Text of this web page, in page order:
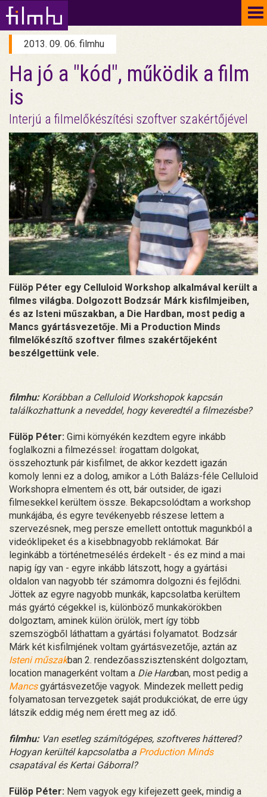
2013. 09. 06. filmhu
Ha jó a "kód", működik a film
is
Interjú a filmelőkészítési szoftver szakértőjével
Fülöp Péter egy Celluloid Workshop alkalmával került a
filmes világba. Dolgozott Bodzsár Márk kisfilmjeiben,
és az Isteni műszakban, a Die Hardban, most pedig a
Mancs gyártásvezetője. Mi a Production Minds
filmelőkészítő szoftver filmes szakértőjeként
beszélgettünk vele.
filmhu:Korábban a Celluloid Workshopok kapcsán
találkozhattunk a neveddel, hogy keveredtél a filmezésbe?
Fülöp Péter: Gimi környékén kezdtem egyre inkább
foglalkozni a filmezéssel: írogattam dolgokat,
összehoztunk pár kisfilmet, de akkor kezdett igazán
komoly lenni ez a dolog, amikor a Lóth Balázs-féle Celluloid
Workshopra elmentem és ott, bár outsider, de igazi
filmesekkel kerültem össze. Bekapcsolódtam a workshop
munkájába, és egyre tevékenyebb részese lettem a
szervezésnek, meg persze emellett ontottuk magunkból a
videóklipeket és a kisebbnagyobb reklámokat. Bár
leginkább a történetmesélés érdekelt - és ez mind a mai
napig így van - egyre inkább látszott, hogy a gyártási
oldalon van nagyobb tér számomra dolgozni és fejlődni.
Jöttek az egyre nagyobb munkák, kapcsolatba kerültem
más gyártó cégekkel is, különböző munkakörökben
dolgoztam, aminek külön örülök, mert így több
szemszögből láthattam a gyártási folyamatot. Bodzsár
Márk két kisfilmjének voltam gyártásvezetője, aztán az
Isteni műszakban 2. rendezőasszisztensként dolgoztam,
location managerként voltam a Die Hardban, most pedig a
Mancsgyártásvezetője vagyok. Mindezek mellett pedig
folyamatosan tervezgetek saját produkciókat, de erre úgy
látszik eddig még nem érett meg az idő.
filmhu:Van esetleg számítógépes, szoftveres háttered?
Hogyan kerültél kapcsolatba a Production Minds
csapatával és Kertai Gáborral?
Fülöp Péter: Nem vagyok egy kifejezett geek, mindig a